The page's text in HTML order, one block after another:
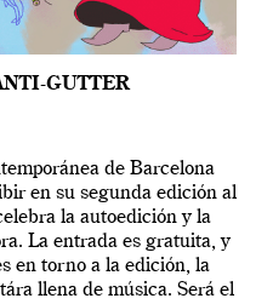
GUTTER
de Barcelona
en su segunda edición al
la autoedición y la
La entrada es gratuita, y
en torno a la edición, la
llena de música. Será el